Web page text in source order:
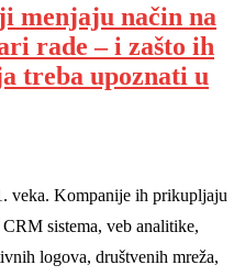
menjaju način na
rade – i zašto ih
treba upoznati u
veka. Kompanije ih prikupljaju
sistema, veb analitike,
logova, društvenih mreža,